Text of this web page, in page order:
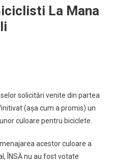
La Mana
solicitări venite din partea
(așa cum a promis) un
culoare pentru biciclete.
acestor culoare a
ÎNSĂ nu au fost votate